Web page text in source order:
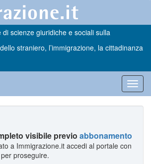
di scienze giuridiche e sociali sulla
straniero, l’immigrazione, la cittadinanza
visibile previo abbonamento
a Immigrazione.it accedi al portale con
proseguire.